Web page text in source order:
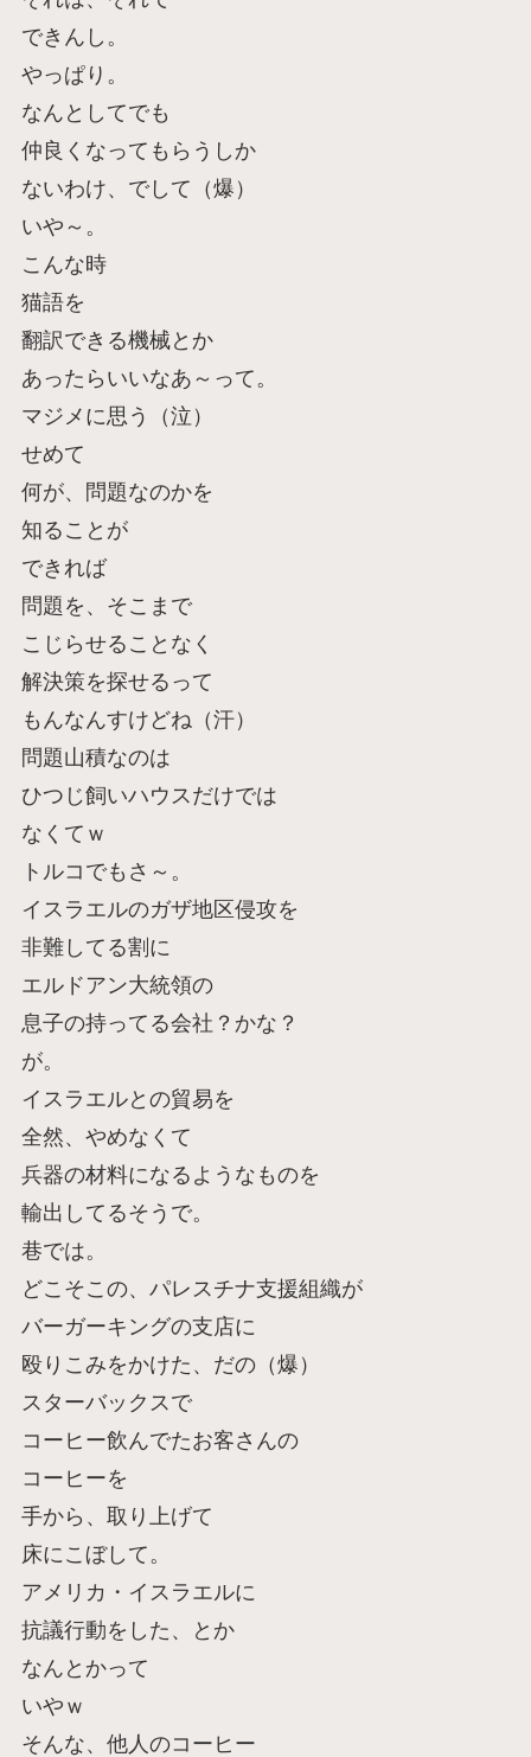
できんし。
やっぱり。
なんとしてでも
仲良くなってもらうしか
ないわけ、でして（爆）
いや～。
こんな時
猫語を
翻訳できる機械とか
あったらいいなあ～って。
マジメに思う（泣）
せめて
何が、問題なのかを
知ることが
できれば
問題を、そこまで
こじらせることなく
解決策を探せるって
もんなんすけどね（汗）
問題山積なのは
ひつじ飼いハウスだけでは
なくてｗ
トルコでもさ～。
イスラエルのガザ地区侵攻を
非難してる割に
エルドアン大統領の
息子の持ってる会社？かな？
が。
イスラエルとの貿易を
全然、やめなくて
兵器の材料になるようなものを
輸出してるそうで。
巷では。
どこそこの、パレスチナ支援組織が
バーガーキングの支店に
殴りこみをかけた、だの（爆）
スターバックスで
コーヒー飲んでたお客さんの
コーヒーを
手から、取り上げて
床にこぼして。
アメリカ・イスラエルに
抗議行動をした、とか
なんとかって
いやｗ
そんな、他人のコーヒー